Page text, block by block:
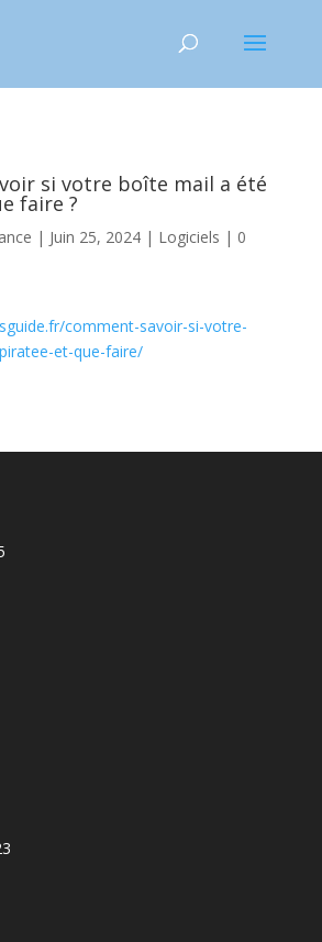
si votre boîte mail a été
faire ?
| Juin 25, 2024| Logiciels | 0
comment-savoir-si-votre-
et-que-faire/